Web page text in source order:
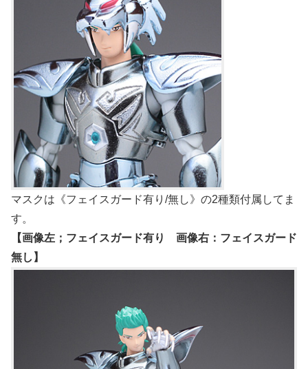
マスクは《フェイスガード有り/無し》の2種類付属してま
す。
【画像左；フェイスガード有り 画像右：フェイスガード
無し】